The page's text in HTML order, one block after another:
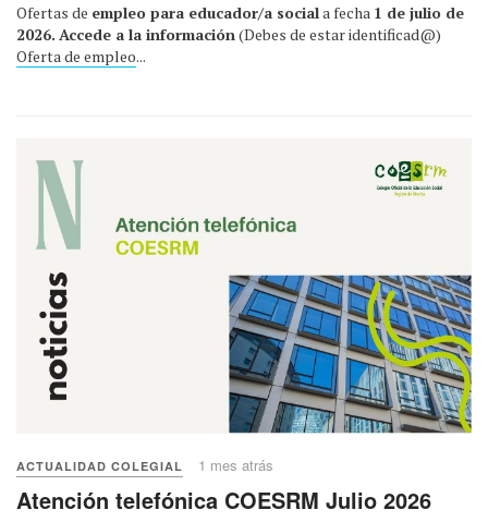
Ofertas de empleo para educador/a sociala fecha 1 de julio de
2026. Accede a la información (Debes de estar identificad@)
Oferta de empleo...
ACTUALIDAD COLEGIAL 1 mes atrás
Atención telefónica COESRM Julio 2026